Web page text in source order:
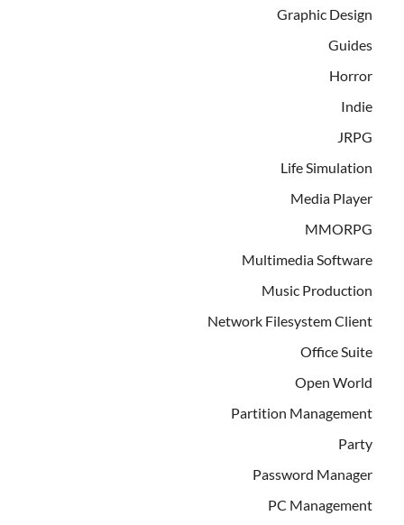
Graphic Design
Guides
Horror
Indie
JRPG
Life Simulation
Media Player
MMORPG
Multimedia Software
Music Production
Network Filesystem Client
Office Suite
Open World
Partition Management
Party
Password Manager
PC Management